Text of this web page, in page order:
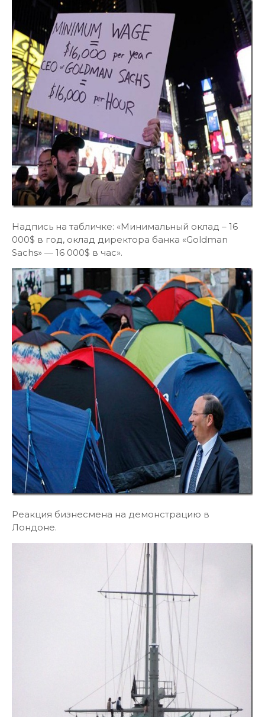
Надпись на табличке: «Минимальный оклад – 16
000$ в год, оклад директора банка «Goldman
Sachs» — 16 000$ в час».
Реакция бизнесмена на демонстрацию в
Лондоне.